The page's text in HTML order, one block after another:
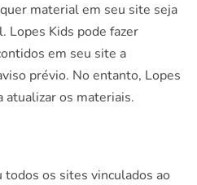
material em seu site seja
Lopes Kids pode fazer
em seu site a
prévio. No entanto, Lopes
atualizar os materiais.
todos os sites vinculados ao